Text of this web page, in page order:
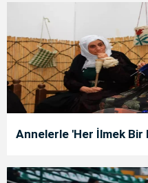
Annelerle 'Her İlmek